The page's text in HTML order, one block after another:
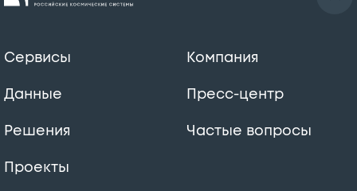
Сервисы
Данные
Решения
Проекты
Компания
Пресс-центр
Частые вопросы